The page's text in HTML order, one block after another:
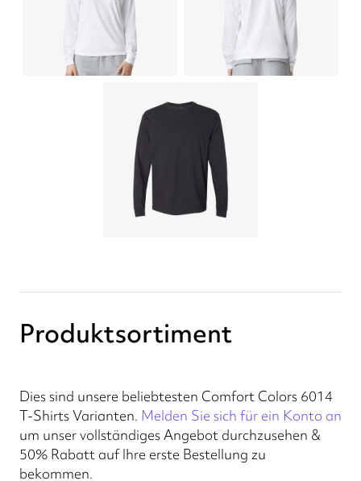
Produktsortiment
Dies sind unsere beliebtesten Comfort Colors 6014
T-Shirts Varianten. Melden Sie sich für ein Konto an
um unser vollständiges Angebot durchzusehen &
50% Rabatt auf Ihre erste Bestellung zu
bekommen.